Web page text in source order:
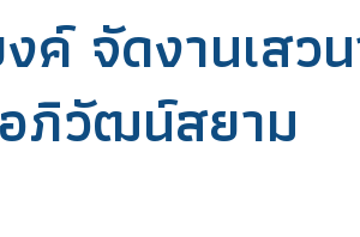
จัดงานเสวน
ภิวัฒน์สยาม